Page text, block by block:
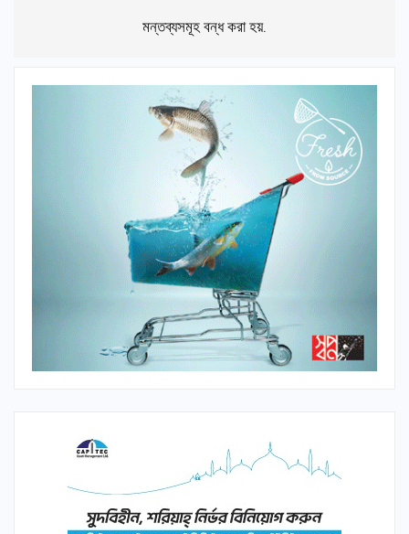
মন্তব্যসমূহ বন্ধ করা হয়.